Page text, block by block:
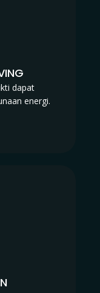
dapat
energi.